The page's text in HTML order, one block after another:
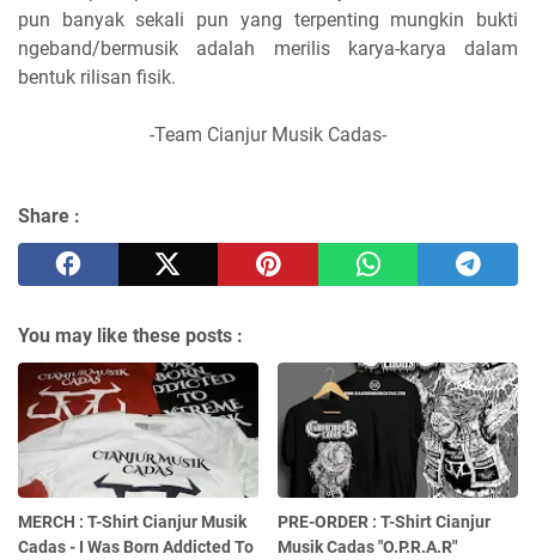
pun banyak sekali pun yang terpenting mungkin bukti
ngeband/bermusik adalah merilis karya-karya dalam
bentuk rilisan fisik.
-Team Cianjur Musik Cadas-
Share :
You may like these posts :
MERCH : T-Shirt Cianjur Musik
Cadas - I Was Born Addicted To
PRE-ORDER : T-Shirt Cianjur
Musik Cadas "O.P.R.A.R"